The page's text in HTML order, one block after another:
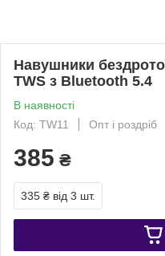
Навушники
TWS з Bluetooth 5.4
В наявності
Код: TW11
Опт і роздріб
385 ₴
335 ₴ від 3 шт.